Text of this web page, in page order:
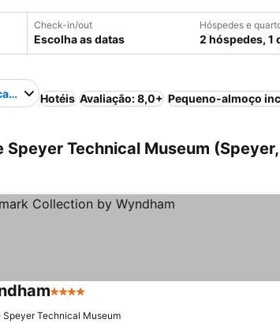
Check-in/out
Escolha as datas
Hóspedes e
2 hóspedes, 1
Museum
Hotéis Avaliação: 8,0+ Pequeno-almoço
Technical Museum (Speyer,
4 Estrelas
Speyer Technical Museum